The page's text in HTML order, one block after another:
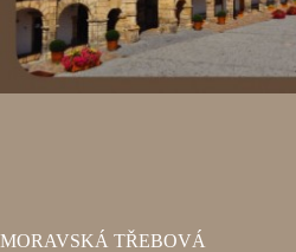
MORAVSKÁ TŘEBOVÁ